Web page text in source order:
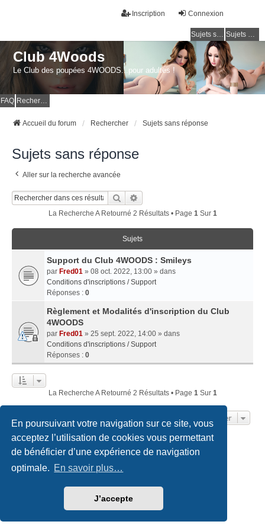
En poursuivant votre navigation sur ce site, vous
acceptez l’utilisation de cookies vous permettant
de bénéficier d’une expérience de navigation
optimale. En savoir plus…
J’accepte
Connexion
Inscription
Sujets sans réponse Sujets actifs
Club 4Woods
Le Club des poupées 4WOODS...pour adultes !
FAQ
Accueil du forum Rechercher Sujets sans réponse
Sujets sans réponse
Aller sur la recherche avancée
Rechercher
La Recherche A Retourné 2 Résultats • Page 1 Sur 1
Sujets
Support du Club 4WOODS : Smileys
par Fred01 » 08 oct. 2022, 13:00 » dans
Conditions d'inscriptions / Support
Réponses : 0
Règlement et Modalités d'inscription du Club
4WOODS
par Fred01 » 25 sept. 2022, 14:00 » dans
Conditions d'inscriptions / Support
Réponses : 0
La Recherche A Retourné 2 Résultats • Page 1 Sur 1
Aller
Accueil du forum Nous contacter
Traduction française officielle©Qiaeru
created by INVENTEA & v12mike
Conditions